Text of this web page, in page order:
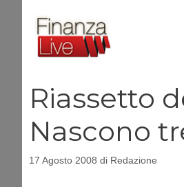
contenuto
Riassetto
Nascono
17 Agosto 2008 di Redazione